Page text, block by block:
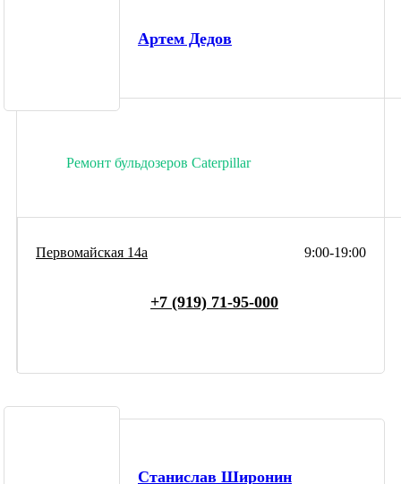
Артем Дедов
Ремонт бульдозеров Caterpillar
9:00-19:00
Первомайская 14а
+7 (919) 71-95-000
Станислав Широнин